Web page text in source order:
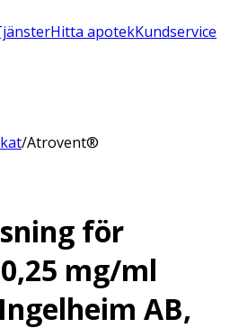
Hitta apotekKundservice
/Atrovent®
för
mg/ml
AB,